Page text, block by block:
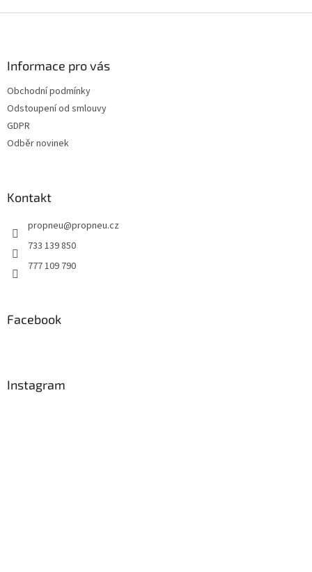
Informace pro vás
Obchodní podmínky
Odstoupení od smlouvy
GDPR
Odběr novinek
Kontakt
propneu@propneu.cz
733 139 850
777 109 790
Facebook
Instagram